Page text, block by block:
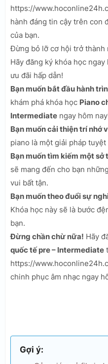
https://
hành đáng tin cậy trên con
của bạn.
Đừng bỏ lỡ cơ hội trở thành
Hãy đăng ký khóa học
ưu đãi hấp dẫn!
Bạn muốn bắt đầu hành
khám phá khóa học Piano
Intermediate ngay hôm
Bạn muốn cải thiện trí nhớ
piano là một giải pháp tuyệt
Bạn muốn tìm kiếm một sở
sẽ mang đến cho bạn
vui bất tận.
Bạn muốn theo đuổi sự
Khóa học này sẽ là bước
bạn.
Đừng chần chừ nữa! Hãy
quốc tế pre – Intermediate
https://
chinh phục âm nhạc ngay
Gợi ý: